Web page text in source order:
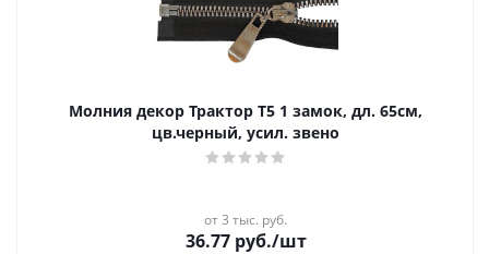
Молния декор Трактор Т5 1 замок, дл. 65см,
цв.черный, усил. звено
от 3 тыс. руб.
36.77руб./шт